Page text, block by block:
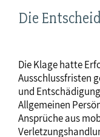
Die
Die Klage hatte
Ausschlussfristen
und
Allgemeinen
Ansprüche aus